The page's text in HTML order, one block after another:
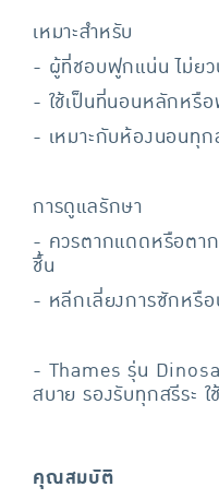
เหมาะสำหรับ
- ผู้ที่ชอบฟูกแน่น ไม่ยว
- ใช้เป็นที่นอนหลักหรื
- เหมาะกับห้องนอนทุก
การดูแลรักษา
- ควรตากแดดหรือตา
ชื้น
- หลีกเลี่ยงการซักหรือ
- Thames รุ่น
สบาย รองรับทุกสรีระ
คุณสมบัติ